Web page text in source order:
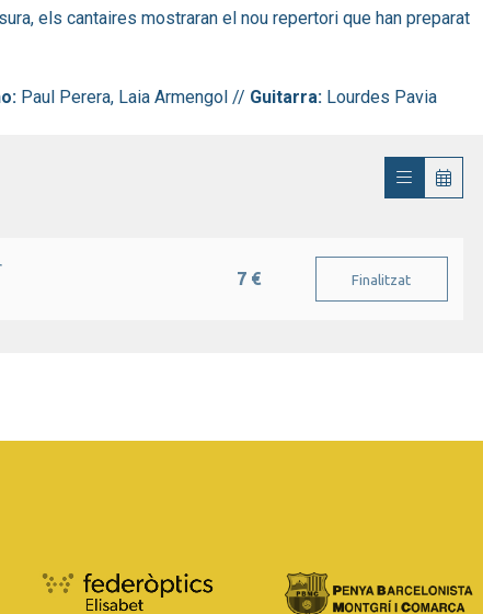
els cantaires mostraran el nou repertori que han preparat
Paul Perera, Laia Armengol // Guitarra: Lourdes Pavia
7 € Finalitzat